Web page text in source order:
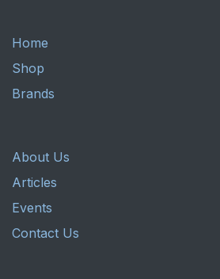
Home
Shop
Brands
About Us
Articles
Events
Contact Us